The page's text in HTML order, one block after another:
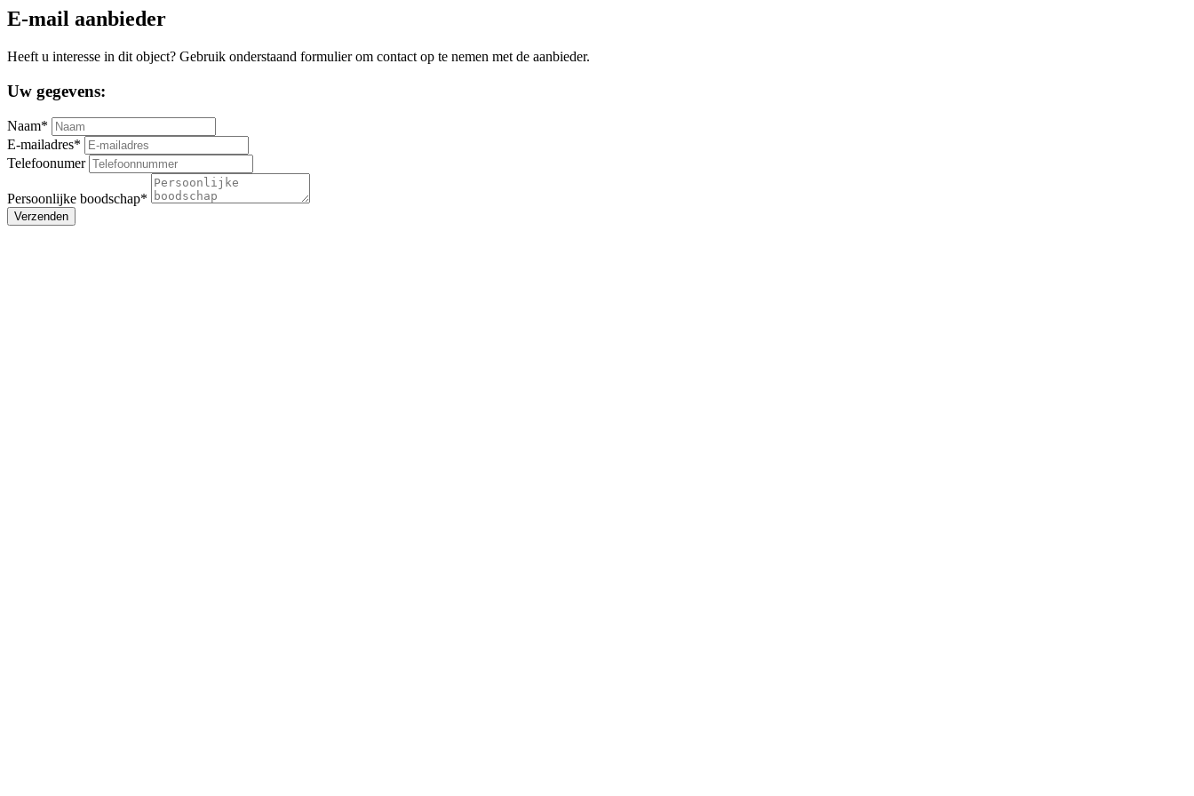
E-mail aanbieder
Heeft u interesse in dit object? Gebruik onderstaand formulier om contact op te nemen met de aanbieder.
Uw gegevens:
Naam*
E-mailadres*
Telefoonumer
Persoonlijke boodschap*
Verzenden